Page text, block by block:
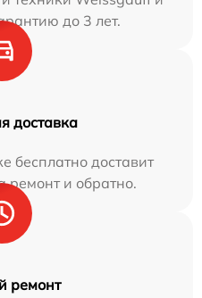
до 3 лет.
доставка
бесплатно доставит
ремонт и обратно.
ремонт